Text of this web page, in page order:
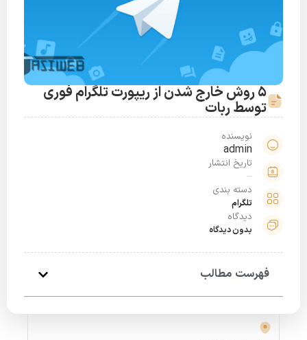
5 روش خارج شدن از ریپورت تلگرام فوری
توسط ربات
نویسنده
admin
تاریخ انتشار
دسته بندی
تلگرام
دیدگاه
بدون دیدگاه
فهرست مطالب